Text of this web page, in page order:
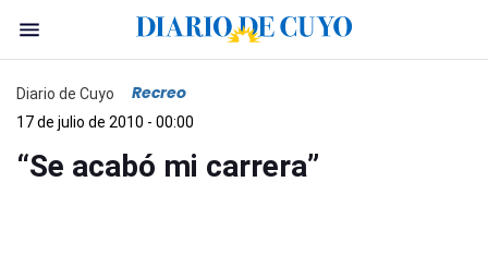
Diario de Cuyo Recreo
17 de julio de 2010 - 00:00
“Se acabó mi carrera”